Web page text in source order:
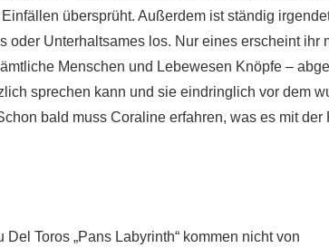
übersprüht. Außerdem ist ständig
oder Unterhaltsames los. Nur eines erscheint ihr
Menschen und Lebewesen Knöpfe –
sprechen kann und sie eindringlich vor dem
bald muss Coraline erfahren, was es mit
Toros „Pans Labyrinth“ kommen nicht von